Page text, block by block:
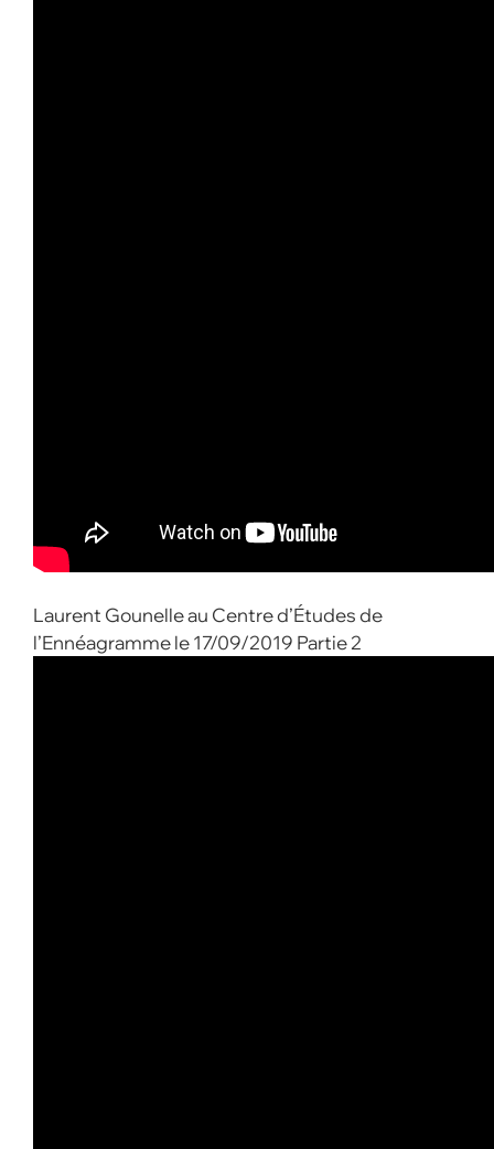
Laurent Gounelle au Centre d’Études de
l’Ennéagramme le 17/09/2019 Partie 2